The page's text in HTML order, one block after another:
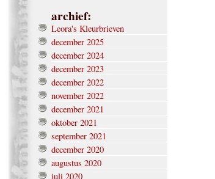
archief:
Leora's Kleurbrieven
december 2025
december 2024
december 2023
december 2022
november 2022
december 2021
oktober 2021
september 2021
december 2020
augustus 2020
juli 2020